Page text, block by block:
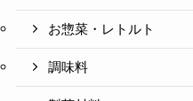
お惣菜・レトルト
調味料